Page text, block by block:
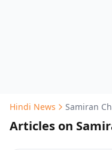
Hindi News Samiran
Articles on